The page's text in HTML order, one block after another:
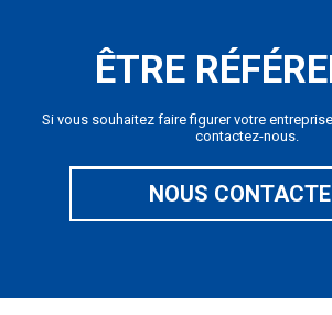
ÊTRE
Si vous souhaitez faire figurer votre
contactez-nous.
NOUS